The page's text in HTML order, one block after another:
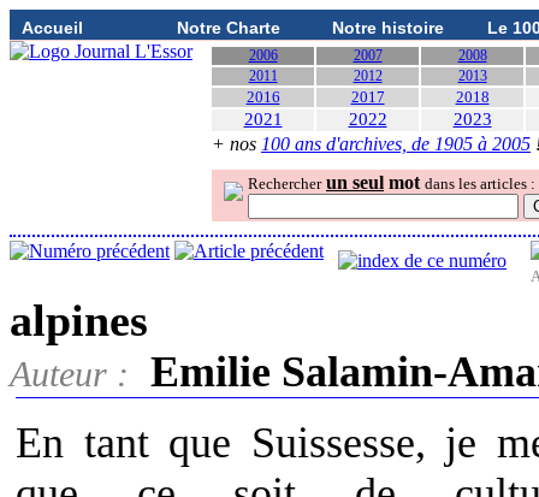
Accueil Notre Charte Notre histoire Le
2006 2007
2008
2011
2012 2013
2016 2017 2018
2021 2022 2023
+ nos 100 ans d'archives, de 1905 à 2005
Rechercher un seul mot dans les articles :
alpines
Auteur :
Emilie Salamin-
En tant que Suissesse, je